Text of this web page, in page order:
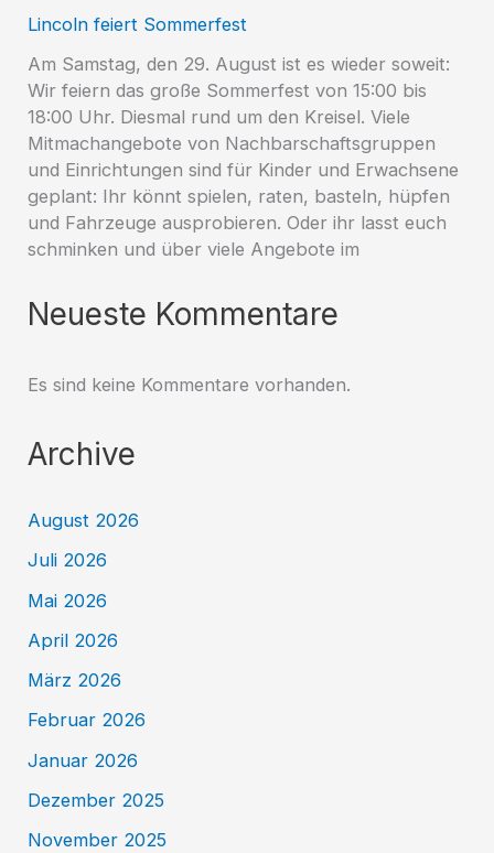
Lincoln feiert Sommerfest
Am Samstag, den 29. August ist es wieder soweit:
Wir feiern das große Sommerfest von 15:00 bis
18:00 Uhr. Diesmal rund um den Kreisel. Viele
Mitmachangebote von Nachbarschaftsgruppen
und Einrichtungen sind für Kinder und Erwachsene
geplant: Ihr könnt spielen, raten, basteln, hüpfen
und Fahrzeuge ausprobieren. Oder ihr lasst euch
schminken und über viele Angebote im
Neueste Kommentare
Es sind keine Kommentare vorhanden.
Archive
August 2026
Juli 2026
Mai 2026
April 2026
März 2026
Februar 2026
Januar 2026
Dezember 2025
November 2025